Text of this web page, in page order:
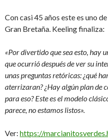
Con casi 45 años este es uno
Gran Bretaña. Keeling finaliza:
«Por divertido que sea esto, hay
que ocurrió después de ver su
unas preguntas retóricas: ¿qué
aterrizaran? ¿Hay algún plan de
para eso? Este es el modelo
parece, no estamos listos».
Ver: https://